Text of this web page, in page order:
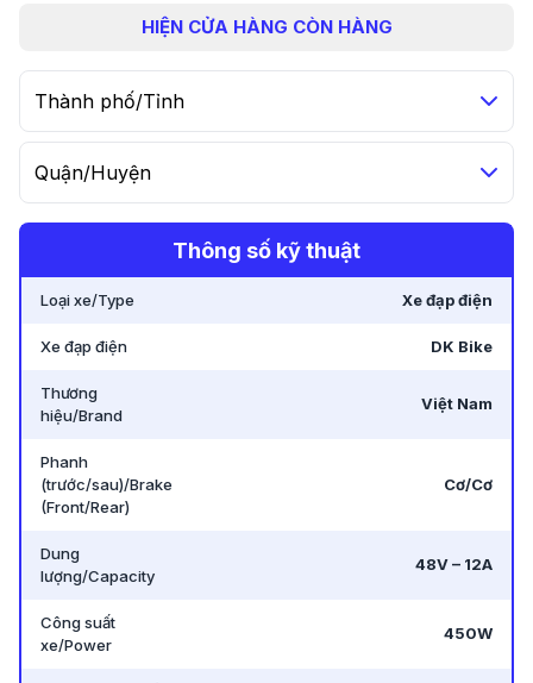
HIỆN CỬA HÀNG CÒN HÀNG
Thành phố/Tỉnh
Quận/Huyện
Thông số kỹ thuật
Loại xe/Type Xe đạp điện
Xe đạp điện DK Bike
Thương
hiệu/Brand
Việt Nam
Phanh
(trước/sau)/Brake
(Front/Rear)
Cơ/Cơ
Dung
lượng/Capacity
48V – 12A
Công suất
xe/Power
450W